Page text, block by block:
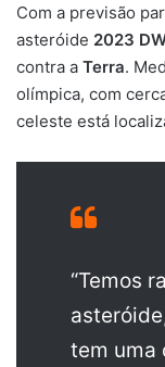
Com a previsão
asteróide 2023
contra a Terra.
olímpica, com
celeste está
“Temos
tem uma